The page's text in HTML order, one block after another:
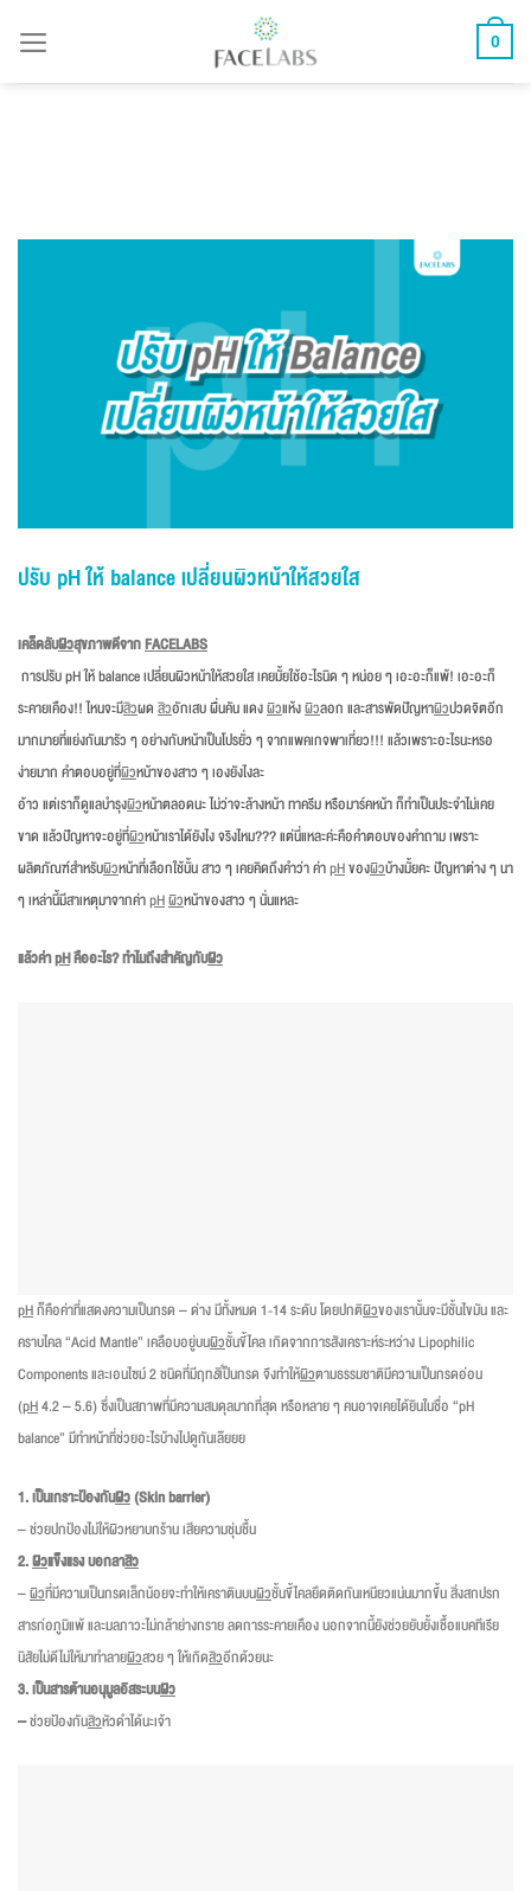
0
ปรับ pH ให้ balance เปลี่ยนผิวหน้าให้สวยใส
เคล็ดลับผิวสุขภาพดีจากFACELABS
การปรับ pH ให้ balance เปลี่ยนผิวหน้าให้สวยใส เคยมั้ยใช้อะไรนิด ๆ หน่อย ๆ เอะอะก็แพ้! เอะอะก็
ระคายเคือง!! ไหนจะมีสิวผด สิวอักเสบ ผื่นคัน แดงผิวแห้งผิวลอก และสารพัดปัญหาผิวปวดจิตอีก
มากมายที่แย่งกันมารัว ๆ อย่างกับหน้าเป็นโปรยั่ว ๆ จากแพคเกจพาเที่ยว!!! แล้วเพราะอะไรนะหรอ
ง่ายมาก คำตอบอยู่ที่ผิวหน้าของสาว ๆ เองยังไงละ
อ้าว แต่เราก็ดูแลบำรุงผิวหน้าตลอดนะ ไม่ว่าจะล้างหน้า ทาครีม หรือมาร์คหน้า ก็ทำเป็นประจำไม่เคย
ขาด แล้วปัญหาจะอยู่ที่ผิวหน้าเราได้ยังไง จริงไหม??? แต่นี่แหละค่ะคือคำตอบของคำถาม เพราะ
ผลิตภัณฑ์สำหรับผิวหน้าที่เลือกใช้นั้น สาว ๆ เคยคิดถึงคำว่า ค่าpHของผิวบ้างมั้ยคะ ปัญหาต่าง ๆ นา
ๆ เหล่านี้มีสาเหตุมาจากค่าpHผิวหน้าของสาว ๆ นั่นแหละ
แล้วค่าpHคืออะไร? ทำไมถึงสำคัญกับผิว
pHก็คือค่าที่แสดงความเป็นกรด – ด่าง มีทั้งหมด 1-14 ระดับ โดยปกติผิวของเรานั้นจะมีชั้นไขมัน และ
คราบไคล “Acid Mantle” เคลือบอยู่บนผิวชั้นขี้ไคล เกิดจากการสังเคราะห์ระหว่าง Lipophilic
Components และเอนไซม์ 2 ชนิดที่มีฤทธิ์เป็นกรด จึงทำให้ผิวตามธรรมชาติมีความเป็นกรดอ่อน
(pH4.2 – 5.6) ซึ่งเป็นสภาพที่มีความสมดุลมากที่สุด หรือหลาย ๆ คนอาจเคยได้ยินในชื่อ “pH
balance” มีทำหน้าที่ช่วยอะไรบ้างไปดูกันเล๊ยยย
1. เป็นเกราะป้องกันผิว(Skin barrier)
– ช่วยปกป้องไม่ให้ผิวหยาบกร้าน เสียความชุ่มชื้น
2.ผิวแข็งแรง บอกลาสิว
–ผิวที่มีความเป็นกรดเล็กน้อยจะทำให้เคราตินบนผิวชั้นขี้ไคลยึดติดกันเหนียวแน่นมากขึ้น สิ่งสกปรก
สารก่อภูมิแพ้ และมลภาวะไม่กล้าย่างกราย ลดการระคายเคือง นอกจากนี้ยังช่วยยับยั้งเชื้อแบคทีเรีย
นิสัยไม่ดีไม่ให้มาทำลายผิวสวย ๆ ให้เกิดสิวอีกด้วยนะ
3. เป็นสารต้านอนุมูลอิสระบนผิว
–ช่วยป้องกันสิวหัวดำได้นะเจ้า